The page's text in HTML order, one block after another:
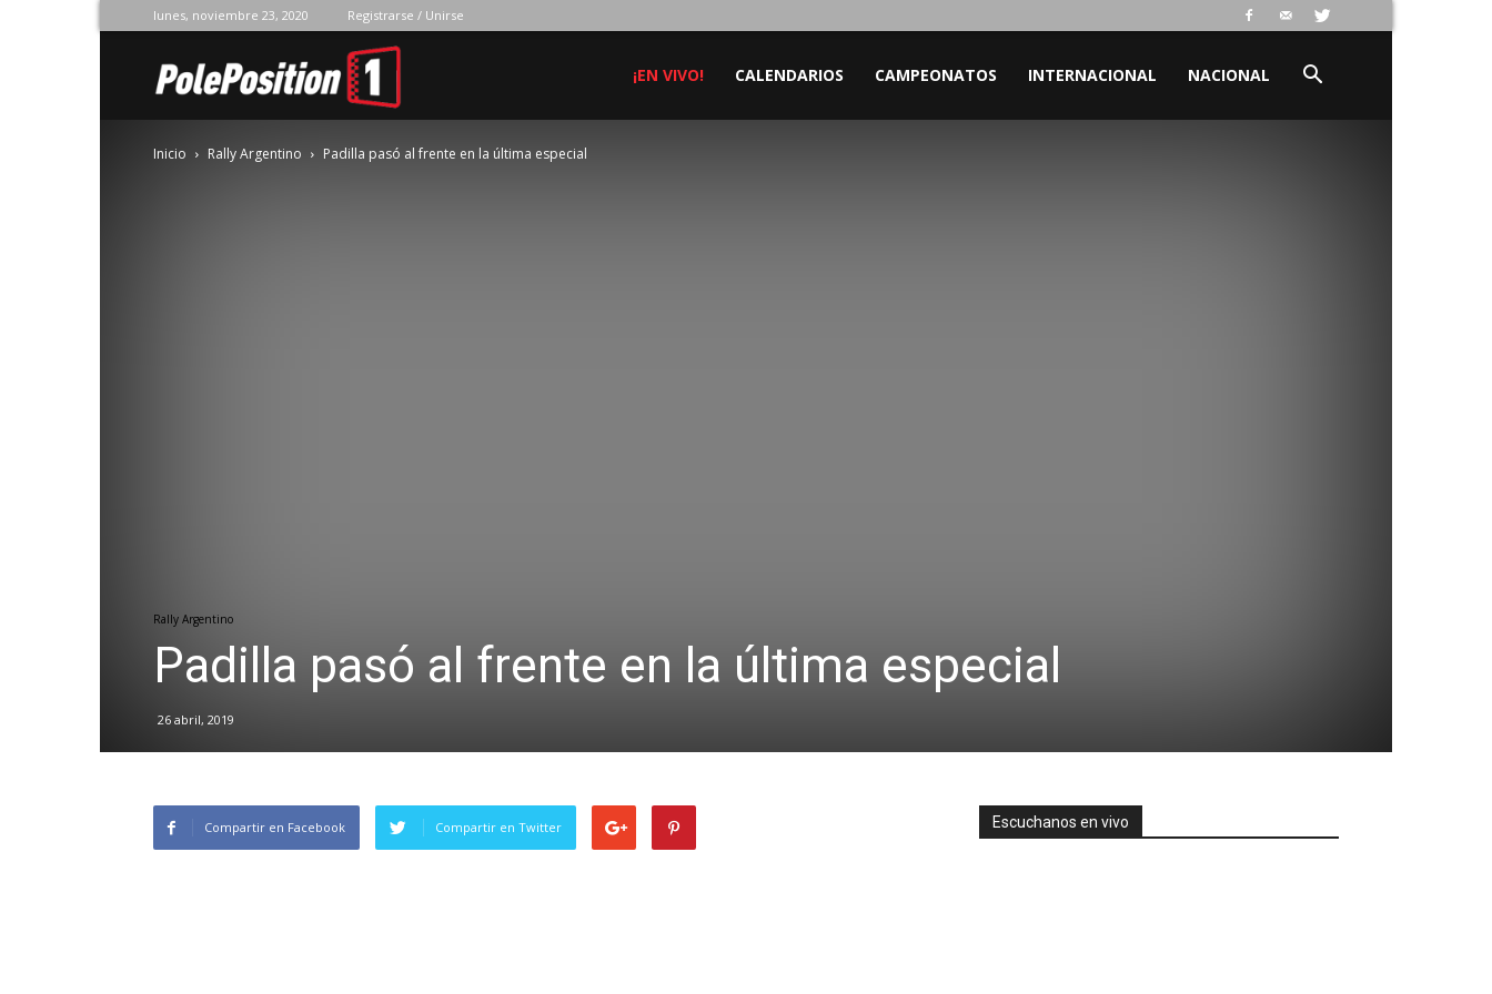
lunes, noviembre 23, 2020 Registrarse / Unirse
Position
¡EN VIVO! CALENDARIOS CAMPEONATOS INTERNACIONAL NACIONAL
Inicio Rally Argentino Padilla pasó al frente en la última especial
Rally Argentino
Padilla pasó al frente en la última especial
26 abril, 2019
Compartir en Facebook Compartir en Twitter Escuchanos en vivo